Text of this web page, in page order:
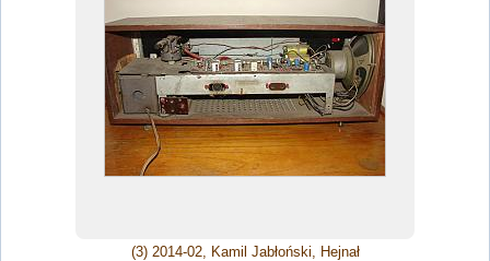
(3) 2014-02, Kamil Jabłoński, Hejnał